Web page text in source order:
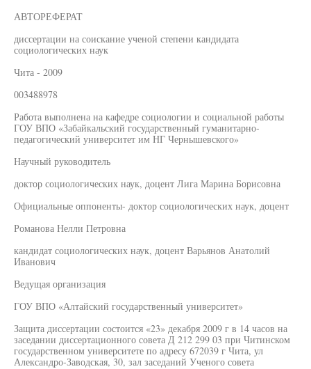
АВТОРЕФЕРАТ
диссертации на соискание ученой степени кандидата
социологических наук
Чита - 2009
003488978
Работа выполнена на кафедре социологии и социальной работы
ГОУ ВПО «Забайкальский государственный гуманитарно-
педагогический университет им НГ Чернышевского»
Научный руководитель
доктор социологических наук, доцент Лига Марина Борисовна
Официальные оппоненты- доктор социологических наук, доцент
Романова Нелли Петровна
кандидат социологических наук, доцент Варьянов Анатолий
Иванович
Ведущая организация
ГОУ ВПО «Алтайский государственный университет»
Защита диссертации состоится «23» декабря 2009 г в 14 часов на
заседании диссертационного совета Д 212 299 03 при Читинском
государственном университете по адресу 672039 г Чита, ул
Александро-Заводская, 30, зал заседаний Ученого совета